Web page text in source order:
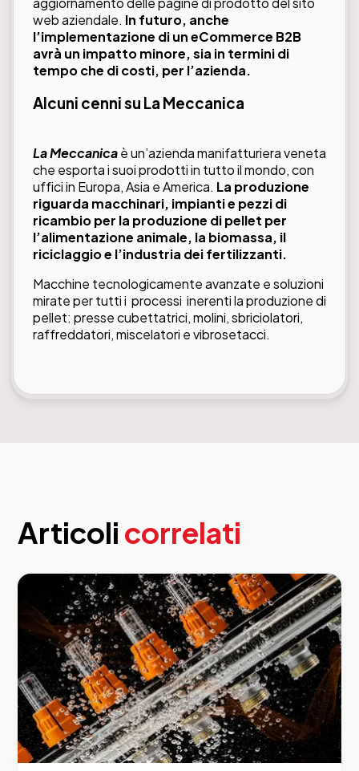
web aziendale. In futuro, anche
l’implementazione di un eCommerce B2B
avrà un impatto minore, sia in termini di
tempo che di costi, per l’azienda.
Alcuni cenni su La Meccanica
La Meccanicaè un’azienda manifatturiera veneta
che esporta i suoi prodotti in tutto il mondo, con
uffici in Europa, Asia e America. La produzione
riguarda macchinari, impianti e pezzi di
ricambio per la produzione di pellet per
l’alimentazione animale, la biomassa, il
riciclaggio e l’industria dei fertilizzanti.
Macchine tecnologicamente avanzate e soluzioni
mirate per tutti i processi inerenti la produzione di
pellet: presse cubettatrici, molini, sbriciolatori,
raffreddatori, miscelatori e vibrosetacci.
Articoli correlati